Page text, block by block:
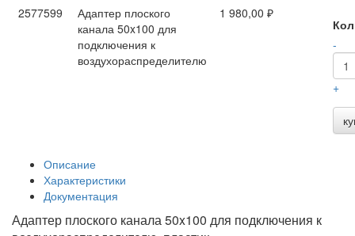
2577599
Адаптер плоского
канала 50x100 для
подключения к
воздухораспределителю
1 980,00 ₽
-
+
Описание
Характеристики
Документация
Адаптер плоского канала 50x100 для подключения к